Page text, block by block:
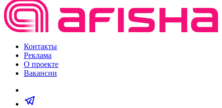
Контакты
Реклама
О проекте
Вакансии